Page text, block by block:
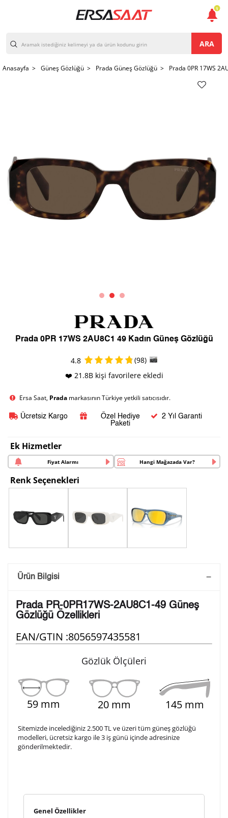
ARA
Anasayfa > Güneş Gözlüğü > Prada Güneş Gözlüğü > Prada 0PR 17WS
Prada 0PR 17WS 2AU8C1 49 Kadın Güneş Gözlüğü
4.8
(98)
❤️ 21.8B kişi favorilere ekledi
Ersa Saat, Prada markasının Türkiye yetkili satıcısıdır.
Ücretsiz Kargo
Özel Hediye
Paketi
2 Yıl Garanti
Ek Hizmetler
Fiyat Alarmı Hangi Mağazada Var?
Renk Seçenekleri
Saatini Kişiselleştir
arka kapağına gravür tekniği ile formda belirtmiş
olduğunuz şekilde işlenecektir.
2. Satır
10/ 10
Lütfen font seçiniz
Ürün Bilgisi
Prada PR-0PR17WS-2AU8C1-49 Güneş
Gözlüğü Özellikleri
EAN/GTIN :8056597435581
Gözlük Ölçüleri
59 mm 20 mm 145 mm
Sitemizde incelediğiniz 2.500 TL ve üzeri tüm güneş gözlüğü
modelleri, ücretsiz kargo ile 3 iş günü içinde adresinize
gönderilmektedir.
Genel Özellikler
1